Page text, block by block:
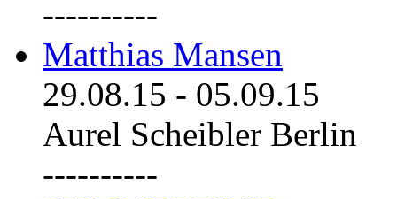
----------
Matthias Mansen
29.08.15 - 05.09.15
Aurel Scheibler Berlin
----------